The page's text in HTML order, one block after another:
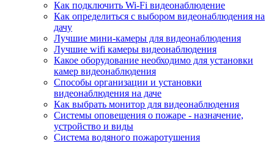
Как подключить Wi-Fi видеонаблюдение
Как определиться с выбором видеонаблюдения на
дачу
Лучшие мини-камеры для видеонаблюдения
Лучшие wifi камеры видеонаблюдения
Какое оборудование необходимо для установки
камер видеонаблюдения
Способы организации и установки
видеонаблюдения на даче
Как выбрать монитор для видеонаблюдения
Системы оповещения о пожаре - назначение,
устройство и виды
Система водяного пожаротушения